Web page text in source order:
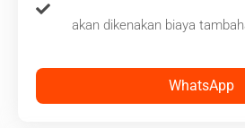
akan dikenakan biaya
WhatsApp